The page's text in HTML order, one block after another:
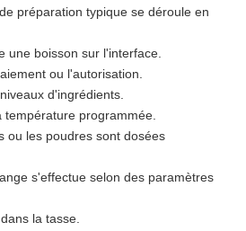
préparation typique se déroule en
une boisson sur l'interface.
ou l'autorisation.
d'ingrédients.
température programmée.
ou les poudres sont dosées
s'effectue selon des paramètres
la tasse.